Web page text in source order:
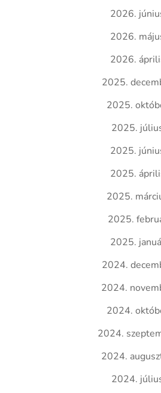
2026.
2026.
2026.
2025.
2025.
2025.
2025.
2025.
2025.
2025.
2025.
2024.
2024.
2024.
2024.
2024.
2024.